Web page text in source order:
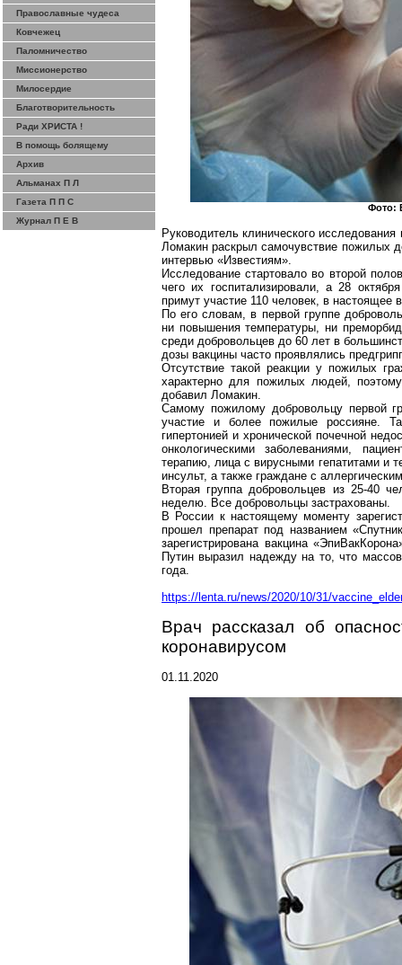
Православные чудеса
Ковчежец
Паломничество
Миссионерство
Милосердие
Благотворительность
Ради ХРИСТА !
В помощь болящему
Архив
Альманах П Л
Газета П П С
Журнал П Е В
Фото:
Руководитель клинического
Ломакин раскрыл самочувствие пожилых
интервью «Известиям».
Исследование стартовало во второй
чего их госпитализировали, а 28
примут участие 110 человек, в настоящее
По его словам, в первой группе
ни повышения температуры, ни
среди добровольцев до 60 лет в
дозы вакцины часто проявлялись
Отсутствие такой реакции у пожилых
характерно для пожилых людей,
добавил Ломакин.
Самому пожилому добровольцу первой
участие и более пожилые россияне.
гипертонией и хронической почечной
онкологическими заболеваниями,
терапию, лица с вирусными гепатитами и
инсульт, а также граждане с
Вторая группа добровольцев из 25-40
неделю. Все добровольцы застрахованы.
В России к настоящему моменту
прошел препарат под названием
зарегистрирована вакцина «ЭпиВакКорона
Путин выразил надежду на то, что
года.
https://lenta.ru/news/2020/10/31/
Врач рассказал об
коронавирусом
01.11.2020